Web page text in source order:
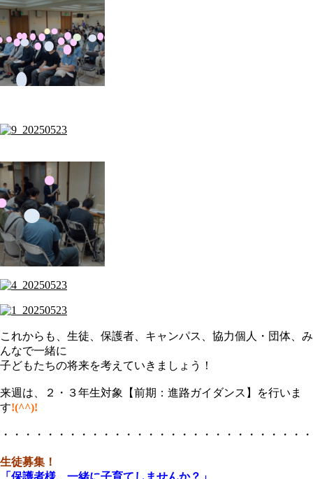
これからも、生徒、保護者、キャンパス、協力個人・団体、み
んなで一緒に
子どもたちの将来を考えていきましょう！
来週は、２・３年生対象【前期：進路ガイダンス】を行いま
す!(^^)!
・・・・・・・・・・・・・・・・・・・・・・・・・・・
生徒募集！
「保護者様、一緒に子育てしませんか？」